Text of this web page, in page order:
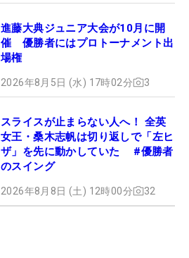
進藤大典ジュニア大会が10月に開
催 優勝者にはプロトーナメント出
場権
2026年8月5日 (水) 17時02分 3
スライスが止まらない人へ！ 全英
女王・桑木志帆は切り返しで「左ヒ
ザ」を先に動かしていた #優勝者
のスイング
2026年8月8日 (土) 12時00分 32